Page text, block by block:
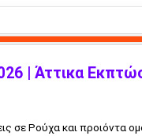
| Άττικα
σε Ρούχα και προιόντα